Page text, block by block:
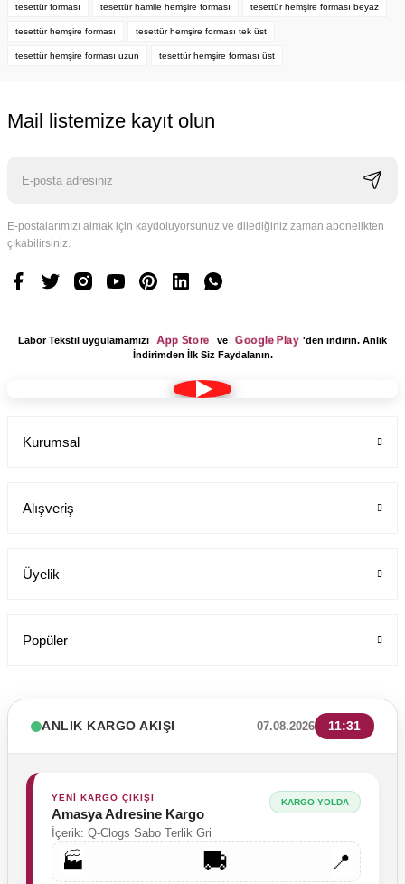
Tesettür Cerrahi Bone Terikoton Kumaş Yeni Model
tesettür forması tesettür hamile hemşire forması tesettür hemşire forması beyaz
tesettür hemşire forması tesettür hemşire forması tek üst
tesettür hemşire forması uzun tesettür hemşire forması üst
Mail listemize kayıt olun
E-postalarımızı almak için kaydoluyorsunuz ve dilediğiniz zaman abonelikten
çıkabilirsiniz.
Labor Tekstil uygulamamızı App Store ve Google Play 'den indirin. Anlık
İndirimden İlk Siz Faydalanın.
Kurumsal
Alışveriş
Üyelik
Popüler
ANLIK KARGO AKIŞI 07.08.2026 11:31
YENİ KARGO ÇIKIŞI
Amasya Adresine Kargo
İçerik: Q-Clogs Sabo Terlik Gri
KARGO YOLDA
🏭 🚚 📍